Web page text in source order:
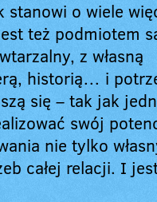
stanowi o wiele
też podmiotem
z własną
historią… i
się – tak jak
swój
nie tylko
całej relacji. I